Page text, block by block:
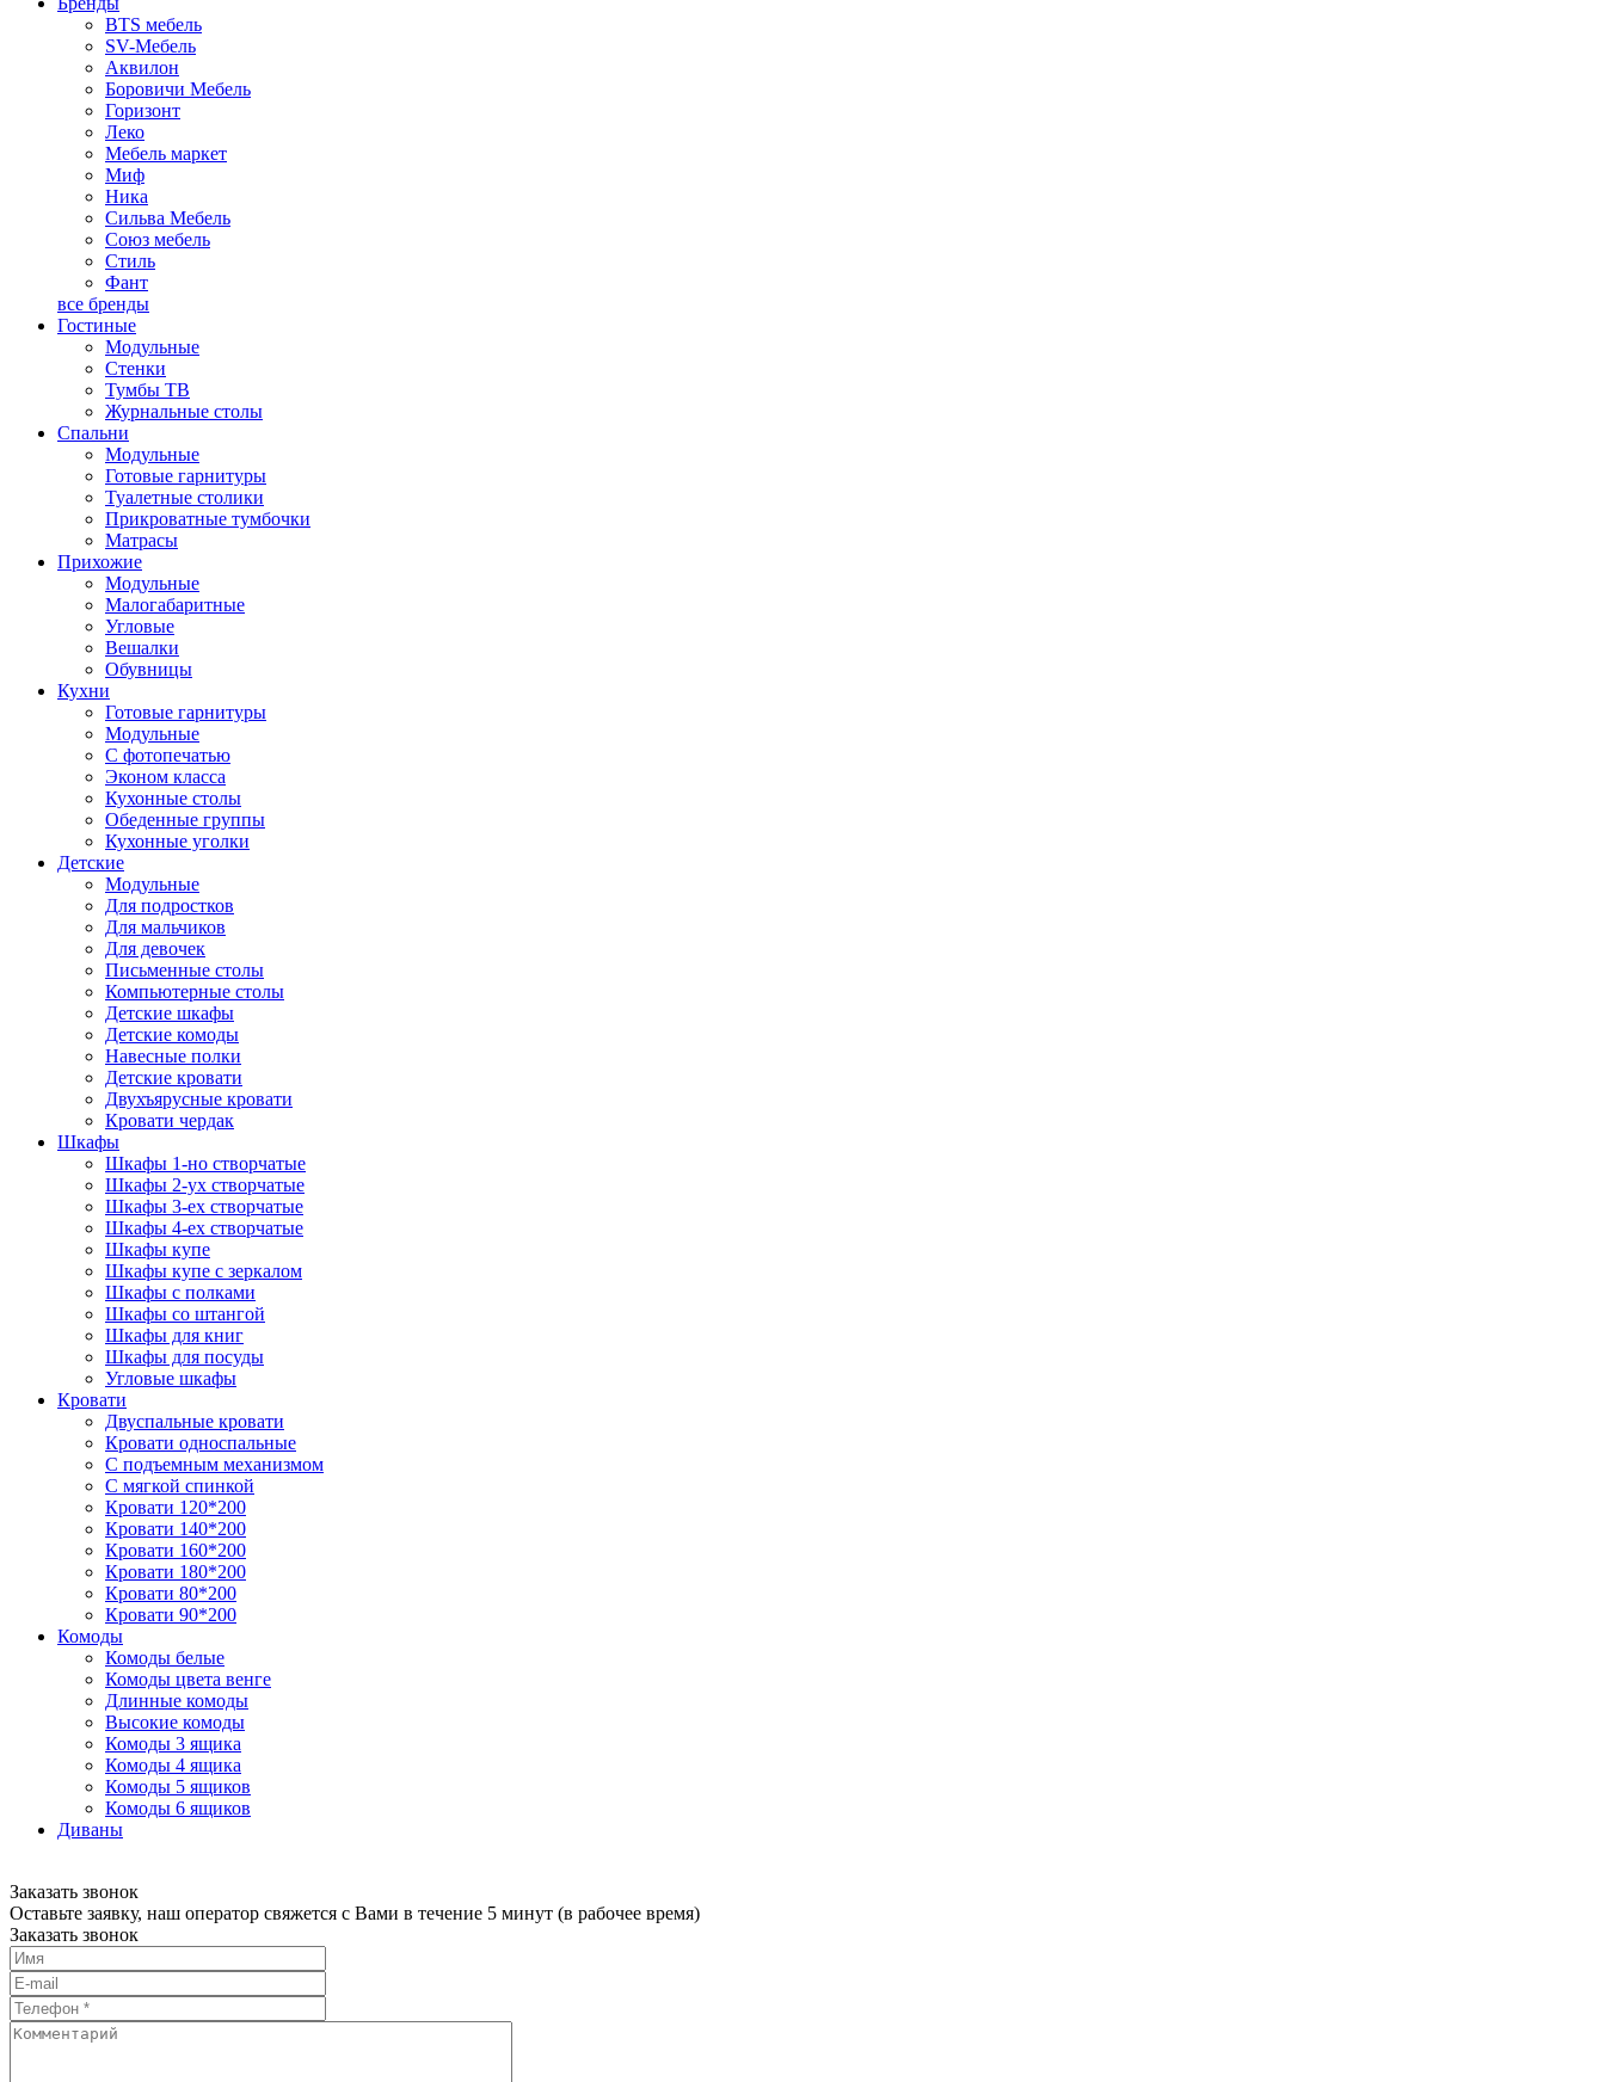
BTS мебель
SV-Мебель
Аквилон
Боровичи Мебель
Горизонт
Леко
Мебель маркет
Миф
Ника
Сильва Мебель
Союз мебель
Стиль
Фант
все бренды
Гостиные
Модульные
Стенки
Тумбы ТВ
Журнальные столы
Спальни
Модульные
Готовые гарнитуры
Туалетные столики
Прикроватные тумбочки
Матрасы
Прихожие
Модульные
Малогабаритные
Угловые
Вешалки
Обувницы
Кухни
Готовые гарнитуры
Модульные
С фотопечатью
Эконом класса
Кухонные столы
Обеденные группы
Кухонные уголки
Детские
Модульные
Для подростков
Для мальчиков
Для девочек
Письменные столы
Компьютерные столы
Детские шкафы
Детские комоды
Навесные полки
Детские кровати
Двухъярусные кровати
Кровати чердак
Шкафы
Шкафы 1-но створчатые
Шкафы 2-ух створчатые
Шкафы 3-ех створчатые
Шкафы 4-ех створчатые
Шкафы купе
Шкафы купе с зеркалом
Шкафы с полками
Шкафы со штангой
Шкафы для книг
Шкафы для посуды
Угловые шкафы
Кровати
Двуспальные кровати
Кровати односпальные
С подъемным механизмом
С мягкой спинкой
Кровати 120*200
Кровати 140*200
Кровати 160*200
Кровати 180*200
Кровати 80*200
Кровати 90*200
Комоды
Комоды белые
Комоды цвета венге
Длинные комоды
Высокие комоды
Комоды 3 ящика
Комоды 4 ящика
Комоды 5 ящиков
Комоды 6 ящиков
Диваны
Заказать звонок
Оставьте заявку, наш оператор свяжется с Вами в течение 5 минут (в рабочее время)
Заказать звонок